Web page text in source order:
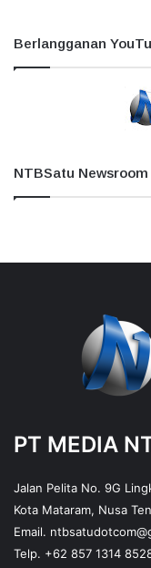
Berlangganan
NTBSatu Newsroom
PT MEDIA
Jalan Pelita No. 9G
Kota Mataram, Nusa
Email.
Telp. +62 857 1314